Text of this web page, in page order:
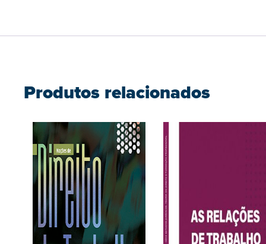
Produtos relacionados